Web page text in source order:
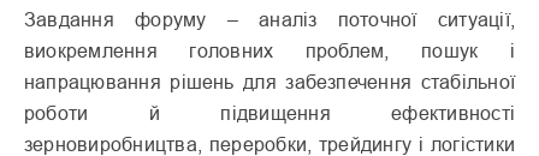
Завдання форуму – аналіз поточної ситуації,
виокремлення головних проблем, пошук і
напрацювання рішень для забезпечення стабільної
роботи й підвищення ефективності
зерновиробництва, переробки, трейдингу і логістики